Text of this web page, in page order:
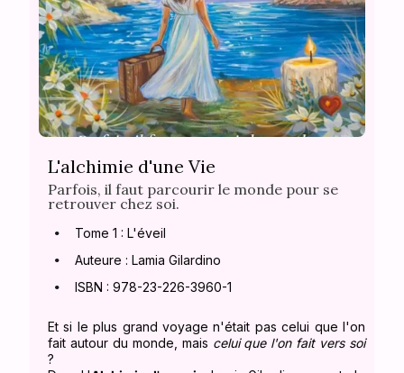
L'alchimie d'une Vie
Parfois, il faut parcourir le monde pour se
retrouver chez soi.
Tome 1 : L'éveil
Auteure : Lamia Gilardino
ISBN : 978-23-226-3960-1
Et si le plus grand voyage n'était pas celui que l'on
fait autour du monde, mais celui que l'on fait vers soi
?